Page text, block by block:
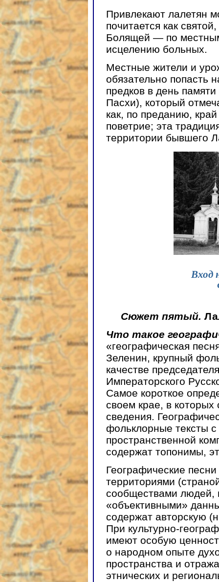
Привлекают лалетян
почитается как
Болящей — по
исцелению больных.
Местные жители и
обязательно попасть
предков в день
Пасхи), который
как, по преданию,
поветрие; эта
территории бывшего
Вход
Сюжет пятый.
Что такое
«географическая
Зеленин, крупный
качестве
Императорского
Самое короткое
своем крае, в которых
сведения.
фольклорные тексты
пространственной
содержат топонимы,
Географические
территориями
сообществами
«объективными»
содержат авторскую
При культурно-
имеют особую
о народном опыте
пространства и
этнических и